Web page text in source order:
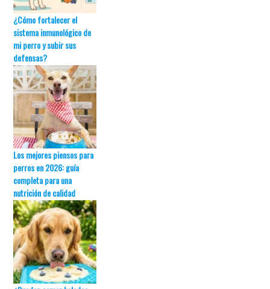
¿Cómo fortalecer el
sistema inmunológico de
mi perro y subir sus
defensas?
Los mejores piensos para
perros en 2026: guía
completa para una
nutrición de calidad